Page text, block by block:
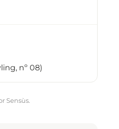
nº 08)
Sensùs.